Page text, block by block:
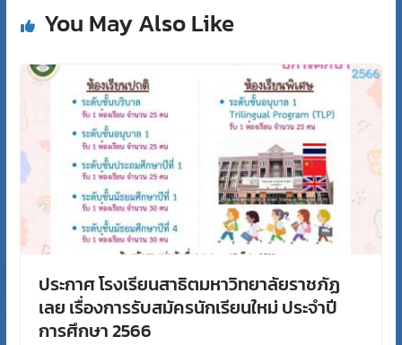
You May Also Like
ประกาศ โรงเรียนสาธิตมหาวิทยาลัยราชภัฏ
เลย เรื่องการรับสมัครนักเรียนใหม่ ประจำปี
การศึกษา 2566